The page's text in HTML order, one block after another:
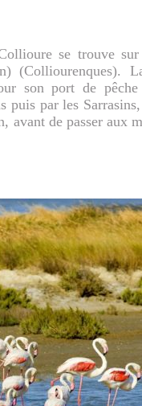
se trouve
(Colliourenques).
son port de
puis par les
avant de passer aux